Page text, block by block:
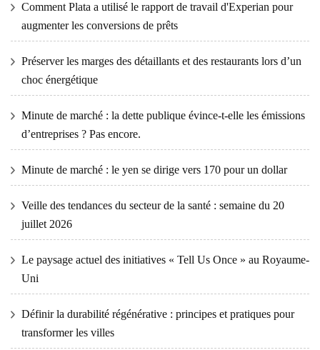
Comment Plata a utilisé le rapport de travail d'Experian pour
augmenter les conversions de prêts
Préserver les marges des détaillants et des restaurants lors d’un
choc énergétique
Minute de marché : la dette publique évince-t-elle les émissions
d’entreprises ? Pas encore.
Minute de marché : le yen se dirige vers 170 pour un dollar
Veille des tendances du secteur de la santé : semaine du 20
juillet 2026
Le paysage actuel des initiatives « Tell Us Once » au Royaume-
Uni
Définir la durabilité régénérative : principes et pratiques pour
transformer les villes